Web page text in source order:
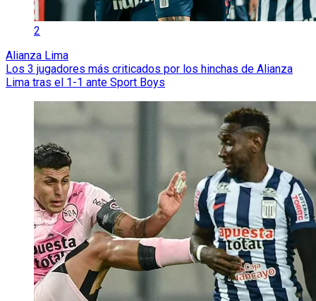
2
Alianza Lima
Los 3 jugadores más criticados por los hinchas de Alianza
Lima tras el 1-1 ante Sport Boys